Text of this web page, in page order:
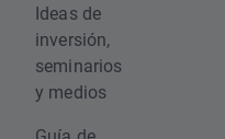
Ideas de
inversión,
seminarios
y medios